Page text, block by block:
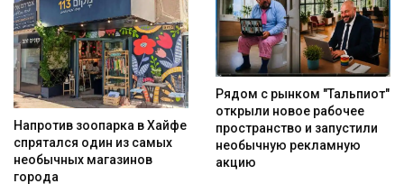
Искать
Напротив зоопарка в Хайфе
спрятался один из самых
необычных магазинов
города
Рядом с рынком "Тальпиот"
открыли новое рабочее
пространство и запустили
необычную рекламную
акцию